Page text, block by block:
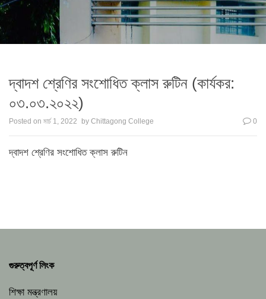
দ্বাদশ শ্রেণির সংশোধিত ক্লাস রুটিন (কার্যকর:
০৩.০৩.২০২২)
Posted on মার্চ 1, 2022 by Chittagong College 0
দ্বাদশ শ্রেণির সংশোধিত ক্লাস রুটিন
গুরুত্বপূর্ণ লিংক
শিক্ষা মন্ত্রণালয়